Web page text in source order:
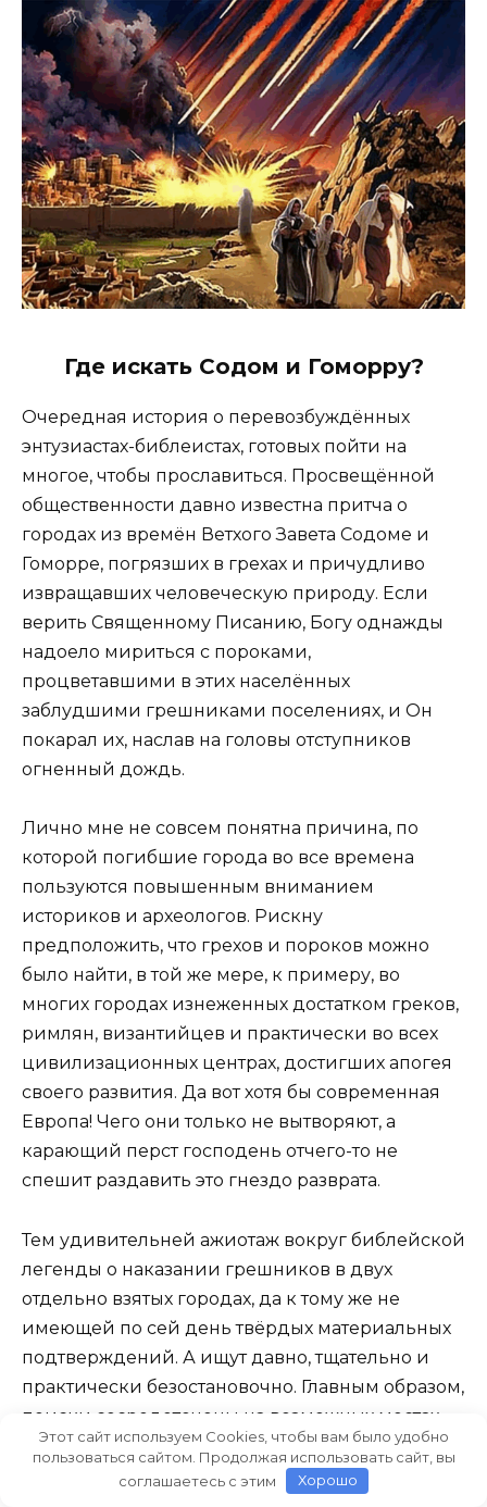
Где искать Содом и Гоморру?
Очередная история о перевозбуждённых
энтузиастах-библеистах, готовых пойти на
многое, чтобы прославиться. Просвещённой
общественности давно известна притча о
городах из времён Ветхого Завета Содоме и
Гоморре, погрязших в грехах и причудливо
извращавших человеческую природу. Если
верить Священному Писанию, Богу однажды
надоело мириться с пороками,
процветавшими в этих населённых
заблудшими грешниками поселениях, и Он
покарал их, наслав на головы отступников
огненный дождь.
Лично мне не совсем понятна причина, по
которой погибшие города во все времена
пользуются повышенным вниманием
историков и археологов. Рискну
предположить, что грехов и пороков можно
было найти, в той же мере, к примеру, во
многих городах изнеженных достатком греков,
римлян, византийцев и практически во всех
цивилизационных центрах, достигших апогея
своего развития. Да вот хотя бы современная
Европа! Чего они только не вытворяют, а
карающий перст господень отчего-то не
спешит раздавить это гнездо разврата.
Тем удивительней ажиотаж вокруг библейской
легенды о наказании грешников в двух
отдельно взятых городах, да к тому же не
имеющей по сей день твёрдых материальных
подтверждений. А ищут давно, тщательно и
практически безостановочно. Главным образом,
поиски сосредоточены на возможных местах
дислокации городов порока. Примерно сто лет
назад археологи, оттерев пот со лба,
Этот сайт используем Cookies, чтобы вам было удобно
пользоваться сайтом. Продолжая использовать сайт, вы
соглашаетесь с этим
Хорошо